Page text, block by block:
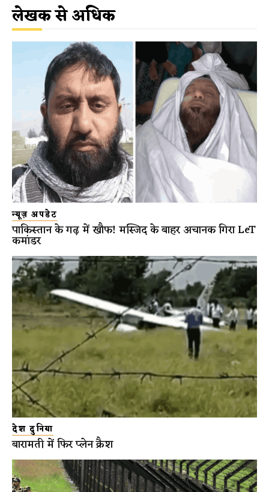
लेखक से अधिक
न्यूज़ अपडेट
पाकिस्तान के गढ़ में खौफ! मस्जिद के बाहर अचानक गिरा LeT
कमांडर
देश दुनिया
बारामती में फिर प्लेन क्रैश